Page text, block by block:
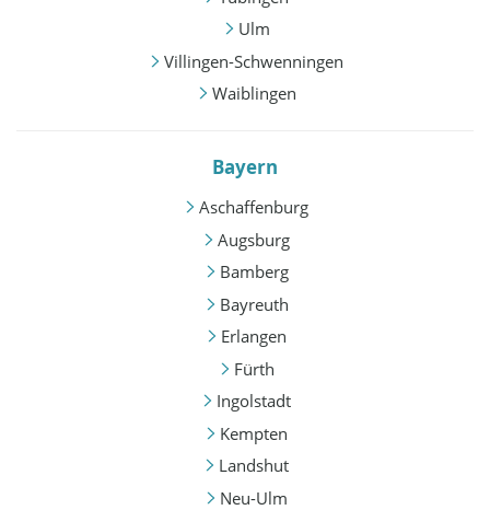
Ulm
Villingen-Schwenningen
Waiblingen
Bayern
Aschaffenburg
Augsburg
Bamberg
Bayreuth
Erlangen
Fürth
Ingolstadt
Kempten
Landshut
Neu-Ulm